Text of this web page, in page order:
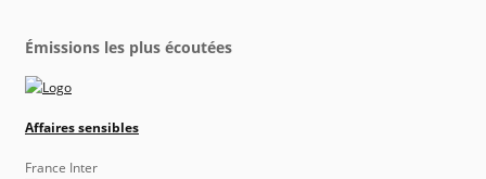
Émissions les plus écoutées
Affaires sensibles
France Inter